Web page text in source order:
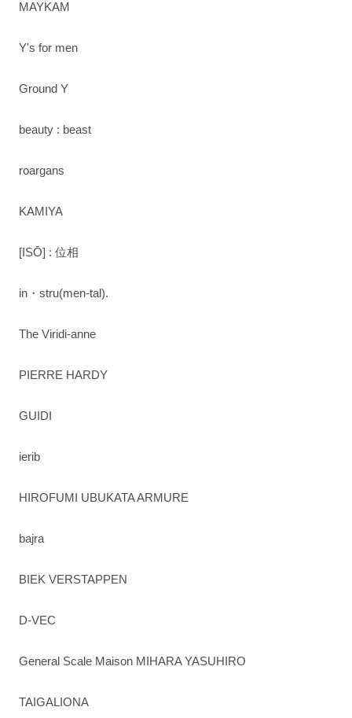
MAYKAM
Y's for men
Ground Y
beauty : beast
roargans
KAMIYA
[ISŌ] : 位相
in・stru(men-tal).
The Viridi-anne
PIERRE HARDY
GUIDI
ierib
HIROFUMI UBUKATA ARMURE
bajra
BIEK VERSTAPPEN
D-VEC
General Scale Maison MIHARA YASUHIRO
TAIGALIONA